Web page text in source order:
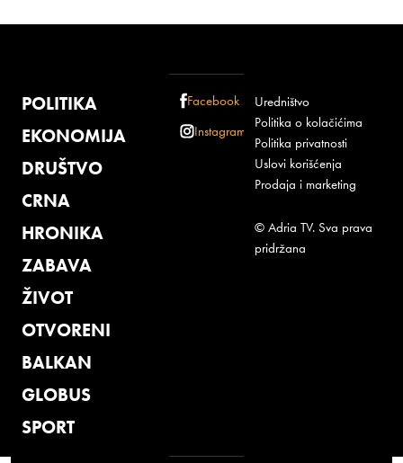
POLITIKA
EKONOMIJA
DRUŠTVO
CRNA
HRONIKA
ZABAVA
ŽIVOT
OTVORENI
BALKAN
GLOBUS
SPORT
Facebook
Instagram
Uredništvo
Politika o kolačićima
Politika privatnosti
Uslovi korišćenja
Prodaja i marketing
© Adria TV. Sva prava
pridržana